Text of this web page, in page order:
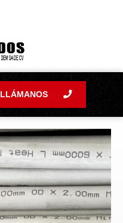
LLÁMANOS